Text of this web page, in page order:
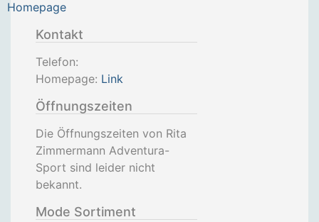
Homepage
Kontakt
Telefon:
Homepage: Link
Öffnungszeiten
Die Öffnungszeiten von Rita
Zimmermann Adventura-
Sport sind leider nicht
bekannt.
Mode Sortiment